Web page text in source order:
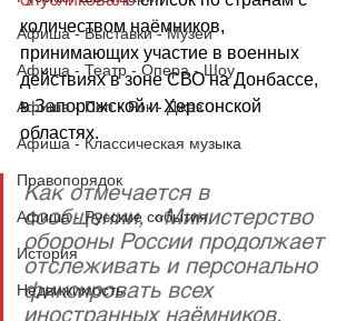
Афиша - Выставки - Музеи
Афиша - Театр - Опера - Шоу
Афиша - Поп - Рок - Джаз
Афиша - Классическая музыка
Правопорядок
Афиша - Русские события
История
Недвижимость
количеством наёмников,
принимающих участие в военных
действиях в зоне СВО на Донбассе,
в Запорожской и Херсонской
областях.
Как отмечается в
сообщении, «Министерство
обороны России продолжает
отслеживать и персонально
фиксировать всех
иностранных наёмников,